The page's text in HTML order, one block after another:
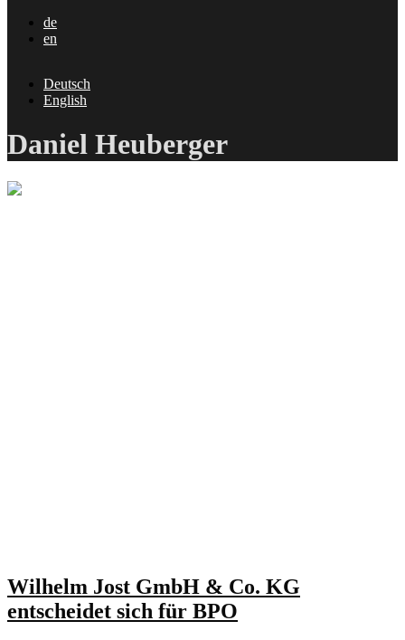
de
en
Deutsch
English
Daniel Heuberger
Wilhelm Jost GmbH & Co. KG
entscheidet sich für BPO